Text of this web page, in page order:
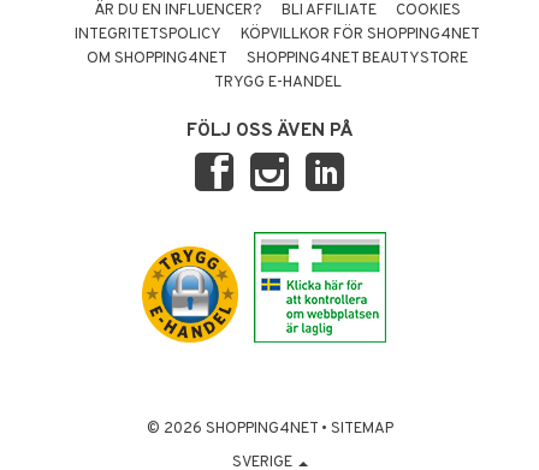
ÄR DU EN INFLUENCER?
BLI AFFILIATE
COOKIES
INTEGRITETSPOLICY
KÖPVILLKOR FÖR SHOPPING4NET
OM SHOPPING4NET
SHOPPING4NET BEAUTYSTORE
TRYGG E-HANDEL
FÖLJ OSS ÄVEN PÅ
© 2026 SHOPPING4NET • SITEMAP
SVERIGE